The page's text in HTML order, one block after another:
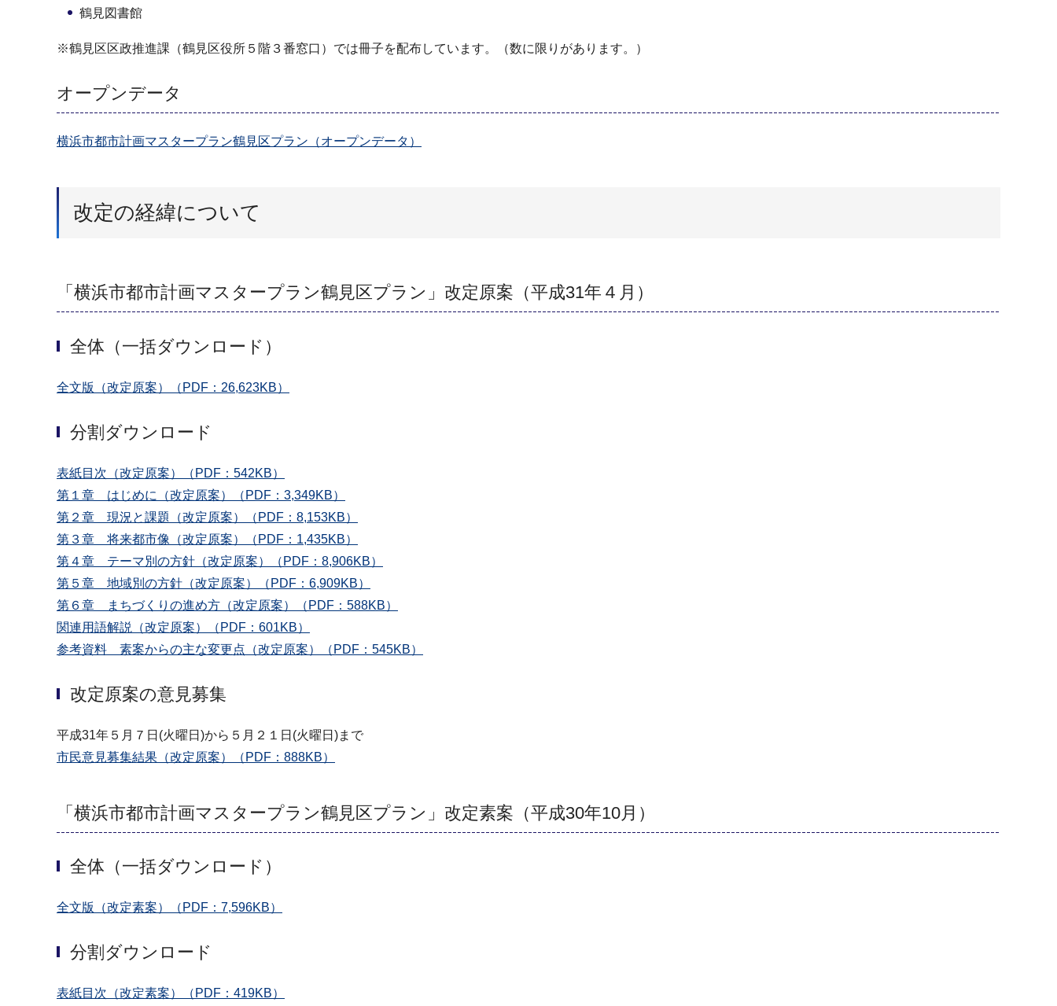
鶴見図書館
※鶴見区区政推進課（鶴見区役所５階３番窓口）では冊子を配布しています。（数に限りがあります。）
オープンデータ
横浜市都市計画マスタープラン鶴見区プラン（オープンデータ）
改定の経緯について
「横浜市都市計画マスタープラン鶴見区プラン」改定原案（平成31年４月）
全体（一括ダウンロード）
全文版（改定原案）（PDF：26,623KB）
分割ダウンロード
表紙目次（改定原案）（PDF：542KB）
第１章 はじめに（改定原案）（PDF：3,349KB）
第２章 現況と課題（改定原案）（PDF：8,153KB）
第３章 将来都市像（改定原案）（PDF：1,435KB）
第４章 テーマ別の方針（改定原案）（PDF：8,906KB）
第５章 地域別の方針（改定原案）（PDF：6,909KB）
第６章 まちづくりの進め方（改定原案）（PDF：588KB）
関連用語解説（改定原案）（PDF：601KB）
参考資料 素案からの主な変更点（改定原案）（PDF：545KB）
改定原案の意見募集
平成31年５月７日(火曜日)から５月２１日(火曜日)まで
市民意見募集結果（改定原案）（PDF：888KB）
「横浜市都市計画マスタープラン鶴見区プラン」改定素案（平成30年10月）
全体（一括ダウンロード）
全文版（改定素案）（PDF：7,596KB）
分割ダウンロード
表紙目次（改定素案）（PDF：419KB）